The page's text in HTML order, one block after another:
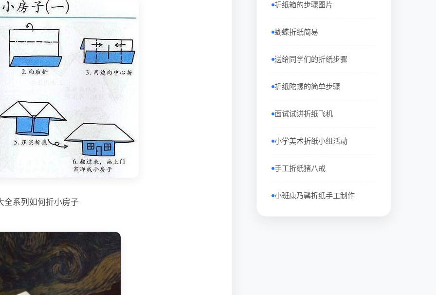
全系列如何折小房子
折纸箱的步骤图片
蝴蝶折纸简易
送给同学们的折纸步骤
折纸陀螺的简单步骤
面试试讲折纸飞机
小学美术折纸小组活动
手工折纸猪八戒
小班康乃馨折纸手工制作